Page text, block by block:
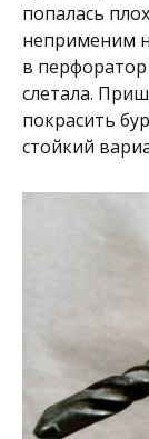
попалась
неприменим
в
слетала.
покрасить
стойкий